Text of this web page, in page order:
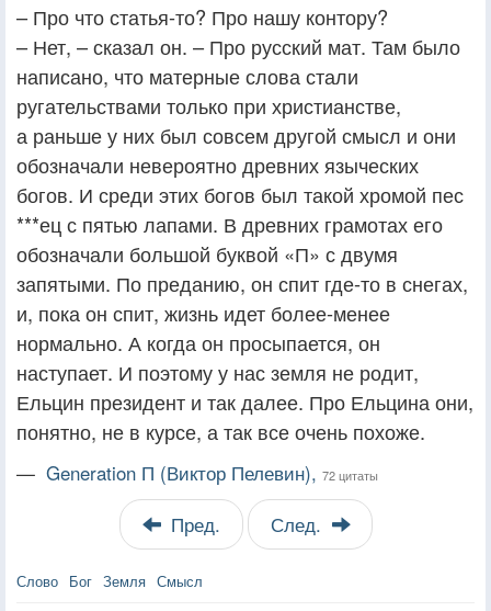
– Про что статья-то? Про нашу контору?
– Нет, – сказал он. – Про русский мат. Там было
написано, что матерные слова стали
ругательствами только при христианстве,
а раньше у них был совсем другой смысл и они
обозначали невероятно древних языческих
богов. И среди этих богов был такой хромой пес
***ец с пятью лапами. В древних грамотах его
обозначали большой буквой «П» с двумя
запятыми. По преданию, он спит где-то в снегах,
и, пока он спит, жизнь идет более-менее
нормально. А когда он просыпается, он
наступает. И поэтому у нас земля не родит,
Ельцин президент и так далее. Про Ельцина они,
понятно, не в курсе, а так все очень похоже.
— Generation П (Виктор Пелевин), 72 цитаты
Пред. След.
Слово Бог Земля Смысл